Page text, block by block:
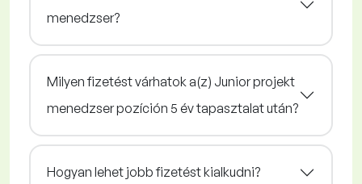
menedzser?
Milyen fizetést várhatok a(z) Junior projekt
menedzser pozíción 5 év tapasztalat után?
Hogyan lehet jobb fizetést kialkudni?